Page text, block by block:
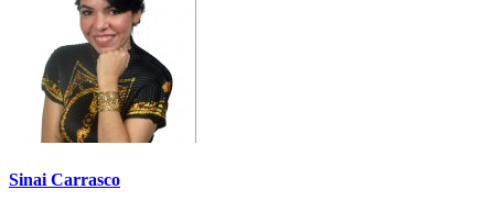
Sinai Carrasco